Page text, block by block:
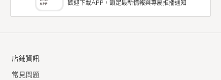
歡迎下載APP，鎖定最新情報與專屬推播通知
店鋪資訊
常見問題